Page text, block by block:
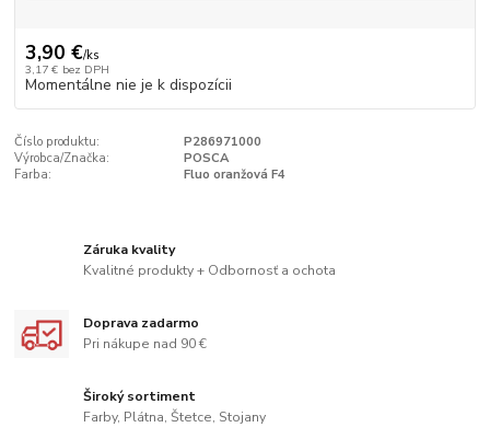
3,90 €/ks
3,17 € bez DPH
Momentálne nie je k dispozícii
Číslo produktu:
P286971000
Výrobca/Značka:
POSCA
Farba:
Fluo oranžová F4
Záruka kvality
Kvalitné produkty + Odbornosť a ochota
Doprava zadarmo
Pri nákupe nad 90 €
Široký sortiment
Farby, Plátna, Štetce, Stojany